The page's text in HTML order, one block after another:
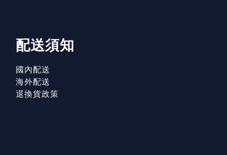
配送須知
國內配送
海外配送
退換貨政策